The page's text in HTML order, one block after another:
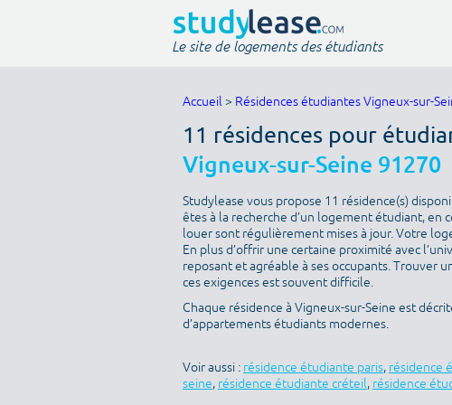
Le site de logements des étudiants
Accueil > Résidences étudiantes Vigneux-sur-
11 résidences pour
Vigneux-sur-Seine 91270
Studylease vous propose 11 résidence(s)
êtes à la recherche d’un logement étudiant, en
louer sont régulièrement mises à jour. Votre
En plus d’offrir une certaine proximité avec
reposant et agréable à ses occupants. Trouver
ces exigences est souvent difficile.
Chaque résidence à Vigneux-sur-Seine est
d’appartements étudiants modernes.
Voir aussi : résidence étudiante paris, résidence
seine, résidence étudiante créteil, résidence